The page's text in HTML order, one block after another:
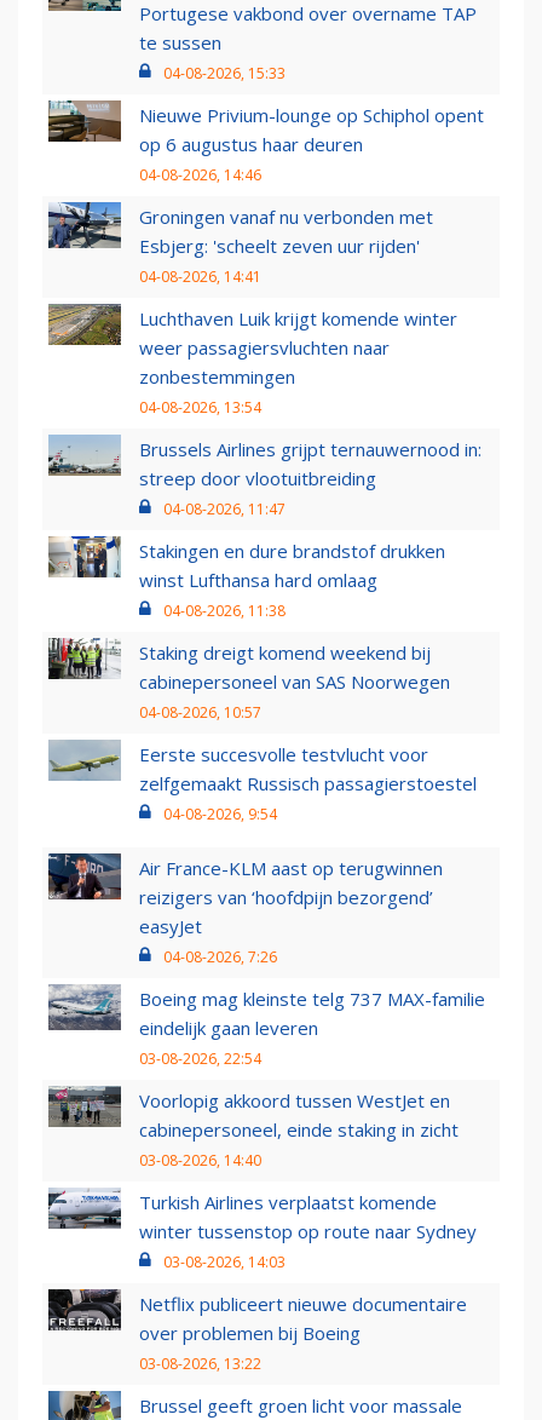
Portugese vakbond over overname TAP
te sussen
04-08-2026, 15:33
Nieuwe Privium-lounge op Schiphol opent
op 6 augustus haar deuren
04-08-2026, 14:46
Groningen vanaf nu verbonden met
Esbjerg: 'scheelt zeven uur rijden'
04-08-2026, 14:41
Luchthaven Luik krijgt komende winter
weer passagiersvluchten naar
zonbestemmingen
04-08-2026, 13:54
Brussels Airlines grijpt ternauwernood in:
streep door vlootuitbreiding
04-08-2026, 11:47
Stakingen en dure brandstof drukken
winst Lufthansa hard omlaag
04-08-2026, 11:38
Staking dreigt komend weekend bij
cabinepersoneel van SAS Noorwegen
04-08-2026, 10:57
Eerste succesvolle testvlucht voor
zelfgemaakt Russisch passagierstoestel
04-08-2026, 9:54
Air France-KLM aast op terugwinnen
reizigers van ‘hoofdpijn bezorgend’
easyJet
04-08-2026, 7:26
Boeing mag kleinste telg 737 MAX-familie
eindelijk gaan leveren
03-08-2026, 22:54
Voorlopig akkoord tussen WestJet en
cabinepersoneel, einde staking in zicht
03-08-2026, 14:40
Turkish Airlines verplaatst komende
winter tussenstop op route naar Sydney
03-08-2026, 14:03
Netflix publiceert nieuwe documentaire
over problemen bij Boeing
03-08-2026, 13:22
Brussel geeft groen licht voor massale